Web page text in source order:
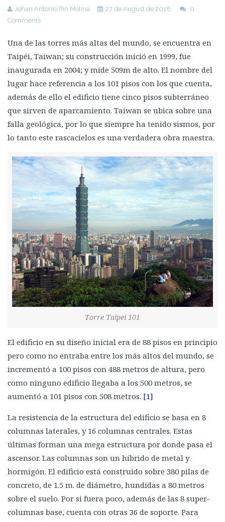
Principales fallas tectónicas del planeta
Cinturón de Fuego del Pacífico
Lago Kivu
Zona del Rift de Baikal
La falla de Suswa
Hacer frente a los terremotos
Riesgo Sísmico
Apoyo de la Unión Europea en la Reducción de Riesgo de
Desastres
Chile como ejemplo de reducción de riesgo sísmico
Resilencia en estructuras
Nuevas tecnologías
Aisladores de base
Rodamientos de caucho y plomo
Sistema de aislamiento deslizante esférico
Sistema con cojinetes de aire
Sistema de placas oscilantes: Aislamiento de Alaska
Sistema de aislador de base cinemático
Amortiguamiento en estructuras
Dispositivos de amortiguación
Amortiguadores viscosos
Amortiguadores de fricción
Amortiguadores de deformación o de rendimiento metálico
El poder del péndulo: Amortiguador de masa sintonizado
Corazón de roca: núcleo de hormigón
Capa de invisibilidad sísmica
Materiales novedosos
Aleaciones de memoria de forma
Biomateriales
Johan Antonio Pin Molina 27 de August de 2018
0
Comments
Una de las torres más altas del mundo, se encuentra en
Taipéi, Taiwan; su construcción inició en 1999, fue
inaugurada en 2004; y mide 509m de alto. El nombre del
lugar hace referencia a los 101 pisos con los que cuenta,
además de ello el edificio tiene cinco pisos subterráneo
que sirven de aparcamiento. Taiwan se ubica sobre una
falla geológica, por lo que siempre ha tenido sismos, por
lo tanto este rascacielos es una verdadera obra maestra.
Torre Taipei 101
El edificio en su diseño inicial era de 88 pisos en principio
pero como no entraba entre los más altos del mundo, se
incrementó a 100 pisos con 488 metros de altura, pero
como ninguno edificio llegaba a los 500 metros, se
aumentó a 101 pisos con 508 metros. [1]
La resistencia de la estructura del edificio se basa en 8
columnas laterales, y 16 columnas centrales. Estas
últimas forman una mega estructura por donde pasa el
ascensor. Las columnas son un híbrido de metal y
hormigón. El edificio está construido sobre 380 pilas de
concreto, de 1.5 m. de diámetro, hundidas a 80 metros
sobre el suelo. Por si fuera poco, además de las 8 super-
columnas base, cuenta con otras 36 de soporte. Para